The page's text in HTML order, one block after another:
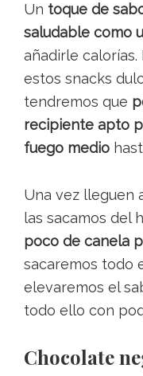
Un toque de
saludable como
añadirle
estos snacks
tendremos que
recipiente apto
fuego medio
Una vez lleguen
las sacamos del
poco de canela
sacaremos todo
elevaremos el
todo ello con
Chocolate